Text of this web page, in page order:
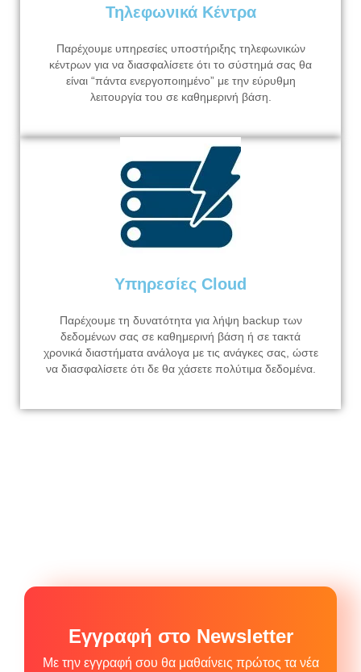
Τηλεφωνικά Κέντρα
Παρέχουμε υπηρεσίες υποστήριξης τηλεφωνικών
κέντρων για να διασφαλίσετε ότι το σύστημά σας θα
είναι “πάντα ενεργοποιημένο” με την εύρυθμη
λειτουργία του σε καθημερινή βάση.
Υπηρεσίες Cloud
Παρέχουμε τη δυνατότητα για λήψη backup των
δεδομένων σας σε καθημερινή βάση ή σε τακτά
χρονικά διαστήματα ανάλογα με τις ανάγκες σας, ώστε
να διασφαλίσετε ότι δε θα χάσετε πολύτιμα δεδομένα.
Εγγραφή στο Newsletter
Με την εγγραφή σου θα μαθαίνεις πρώτος τα νέα